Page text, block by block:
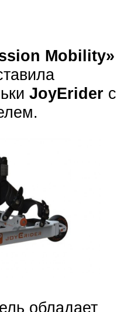
Mobility»
JoyEriderс
обладает